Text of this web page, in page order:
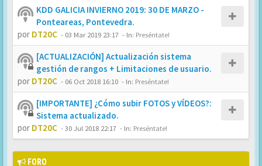
KDD GALICIA INVIERNO 2019: 30 DE MARZO -
Ponteareas, Pontevedra.
por DT20C - 03 Mar 2019 23:17 - In: Preséntate!
[ACTUALIZACIÓN] Actualización sistema
gestión de rangos + Limitaciones de usuario.
por DT20C - 06 Oct 2018 16:10 - In: Preséntate!
[IMPORTANTE] ¿Cómo subir FOTOS y VÍDEOS?:
Sistema actualizado.
por DT20C -30 Jul 2018 22:17 - In: Preséntate!
FORO